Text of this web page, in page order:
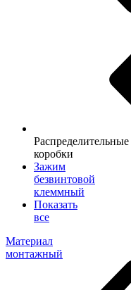
Распределительные
коробки
Зажим
безвинтовой
клеммный
Показать
все
Материал
монтажный